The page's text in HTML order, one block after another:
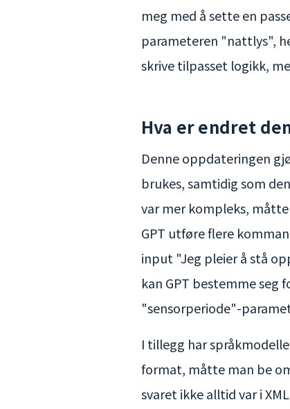
meg med å sette en
parameteren "nattlys",
skrive tilpasset logikk,
Hva er endret
Denne oppdateringen
brukes, samtidig som
var mer kompleks,
GPT utføre flere
input "Jeg pleier å stå
kan GPT bestemme
"sensorperiode"-
I tillegg har
format, måtte man be
svaret ikke alltid var i